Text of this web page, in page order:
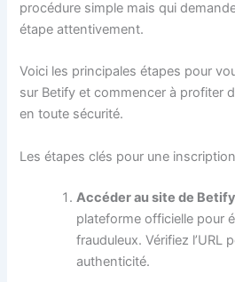
procédure simple mais qui
étape attentivement.
Voici les principales étapes pour
sur Betify et commencer à profiter
en toute sécurité.
Les étapes clés pour une
Accéder au site de Betify
plateforme officielle pour
frauduleux. Vérifiez l’URL
authenticité.